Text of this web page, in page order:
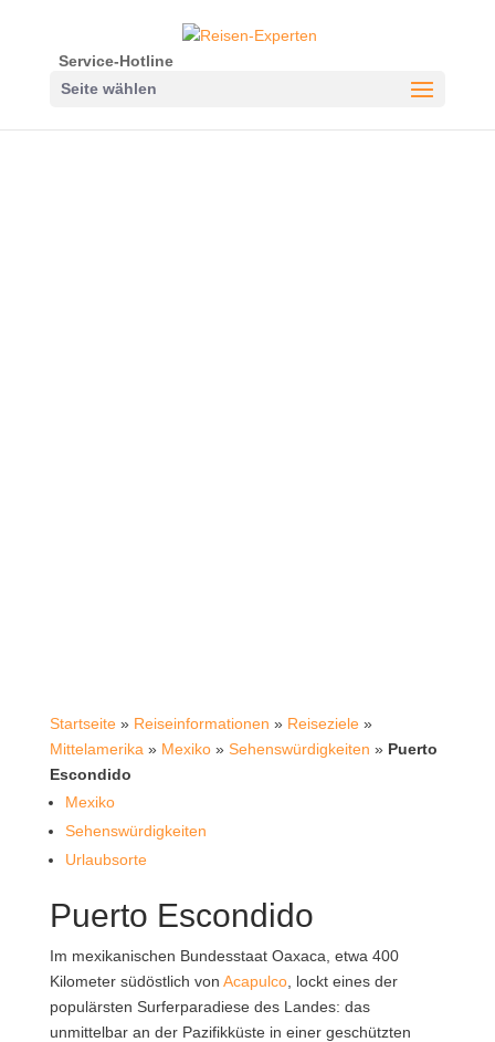
Service-Hotline
Seite wählen
Startseite» Reiseinformationen » Reiseziele»
Mittelamerika » Mexiko» Sehenswürdigkeiten » Puerto
Escondido
Mexiko
Sehenswürdigkeiten
Urlaubsorte
Puerto Escondido
Im mexikanischen Bundesstaat Oaxaca, etwa 400
Kilometer südöstlich von Acapulco, lockt eines der
populärsten Surferparadiese des Landes: das
unmittelbar an der Pazifikküste in einer geschützten